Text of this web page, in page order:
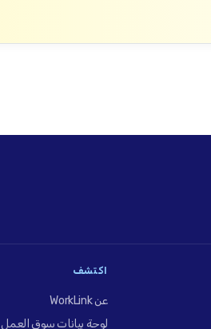
اكتشف
عن WorkLink
لوحة بيانات سوق العمل